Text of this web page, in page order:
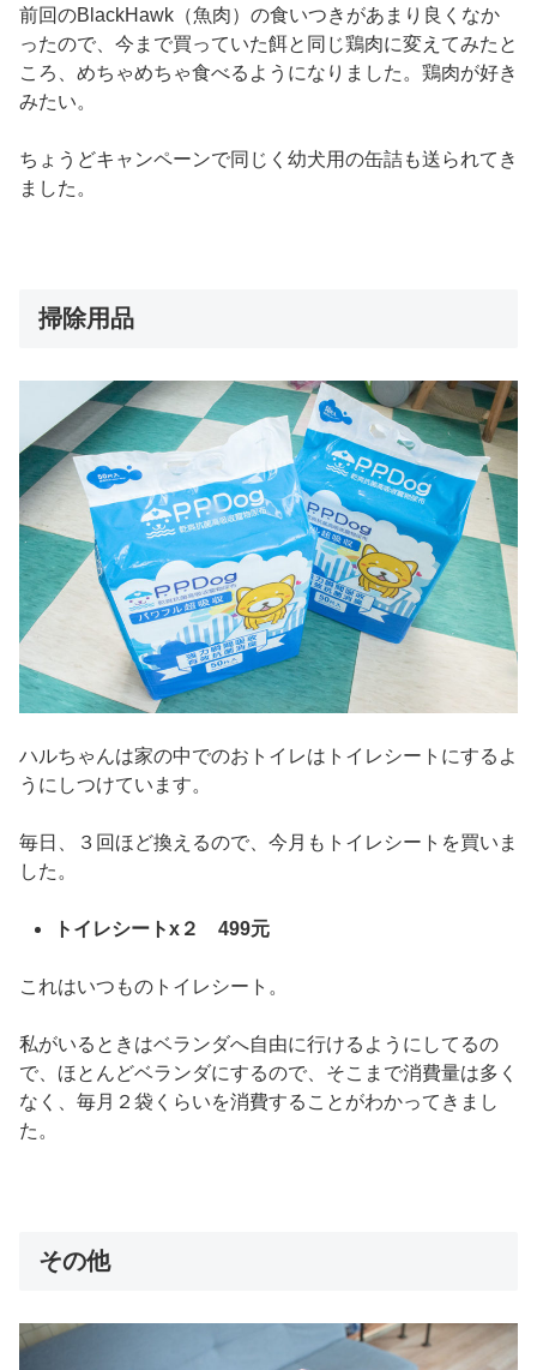
前回のBlackHawk（魚肉）の食いつきがあまり良くなか
ったので、今まで買っていた餌と同じ鶏肉に変えてみたと
ころ、めちゃめちゃ食べるようになりました。鶏肉が好き
みたい。
ちょうどキャンペーンで同じく幼犬用の缶詰も送られてき
ました。
掃除用品
ハルちゃんは家の中でのおトイレはトイレシートにするよ
うにしつけています。
毎日、３回ほど換えるので、今月もトイレシートを買いま
した。
トイレシートx２ 499元
これはいつものトイレシート。
私がいるときはベランダへ自由に行けるようにしてるの
で、ほとんどベランダにするので、そこまで消費量は多く
なく、毎月２袋くらいを消費することがわかってきまし
た。
その他